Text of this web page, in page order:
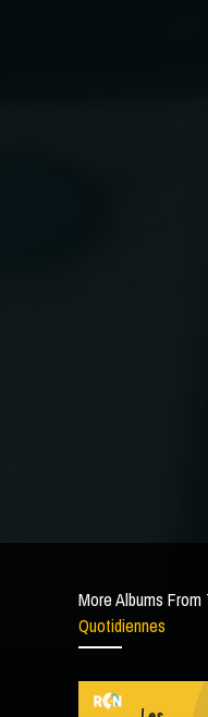
More Albums From
Quotidiennes